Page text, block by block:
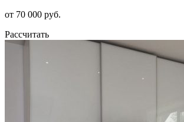
от 70 000 руб.
Рассчитать